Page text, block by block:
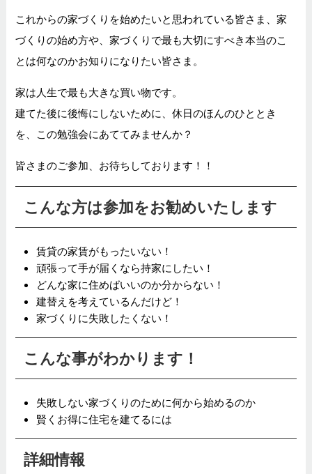
これからの家づくりを始めたいと思われている皆さま、家
づくりの始め方や、家づくりで最も大切にすべき本当のこ
とは何なのかお知りになりたい皆さま。
家は人生で最も大きな買い物です。
建てた後に後悔にしないために、休日のほんのひととき
を、この勉強会にあててみませんか？
皆さまのご参加、お待ちしております！！
こんな方は参加をお勧めいたします
賃貸の家賃がもったいない！
頑張って手が届くなら持家にしたい！
どんな家に住めばいいのか分からない！
建替えを考えているんだけど！
家づくりに失敗したくない！
こんな事がわかります！
失敗しない家づくりのために何から始めるのか
賢くお得に住宅を建てるには
詳細情報